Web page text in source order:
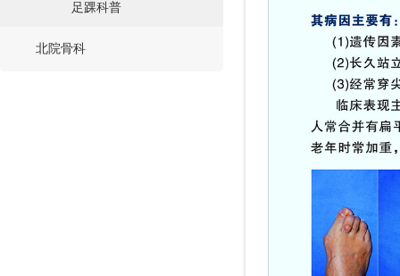
足踝科普
北院骨科